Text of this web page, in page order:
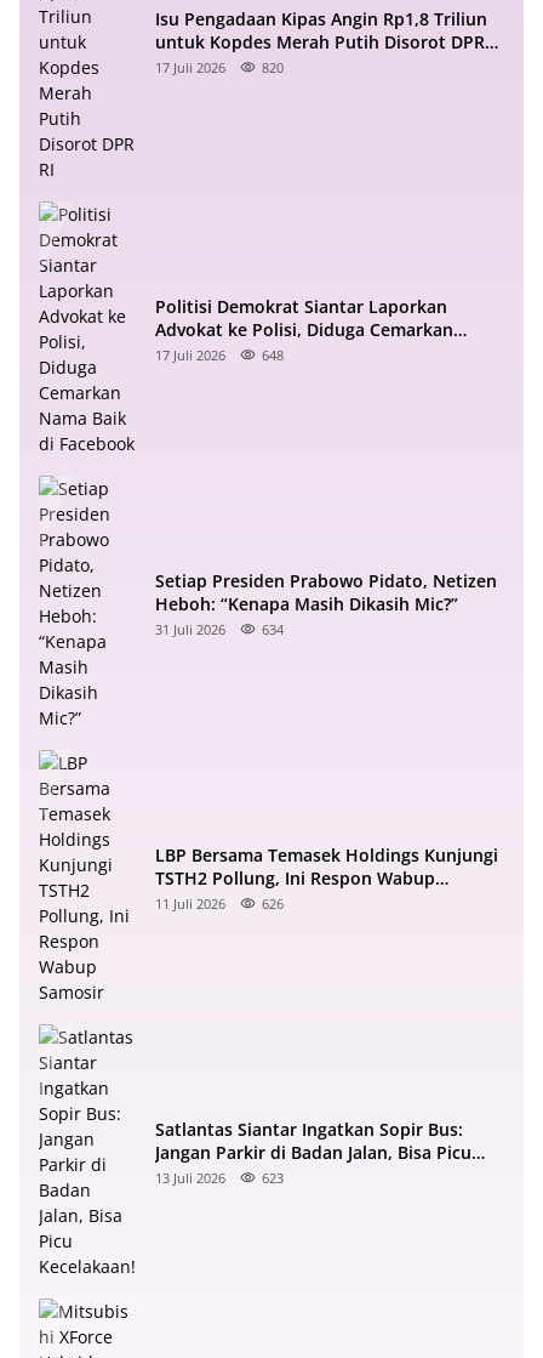
Isu Pengadaan Kipas Angin Rp1,8 Triliun
untuk Kopdes Merah Putih Disorot DPR
RI
17 Juli 2026 820
Politisi Demokrat Siantar Laporkan
Advokat ke Polisi, Diduga Cemarkan
Nama Baik di Facebook
17 Juli 2026 648
Setiap Presiden Prabowo Pidato, Netizen
Heboh: “Kenapa Masih Dikasih Mic?”
31 Juli 2026 634
LBP Bersama Temasek Holdings Kunjungi
TSTH2 Pollung, Ini Respon Wabup
Samosir
11 Juli 2026 626
Satlantas Siantar Ingatkan Sopir Bus:
Jangan Parkir di Badan Jalan, Bisa Picu
Kecelakaan!
13 Juli 2026 623